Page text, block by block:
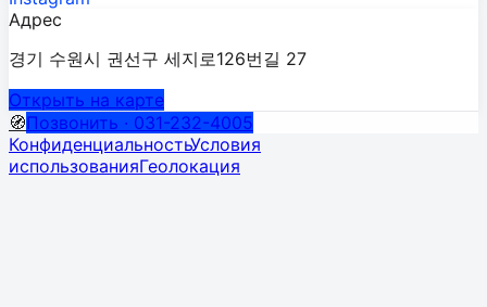
Адрес
경기 수원시 권선구 세지로126번길 27
Открыть на карте
🧭Позвонить · 031-232-4005
КонфиденциальностьУсловия
использованияГеолокация